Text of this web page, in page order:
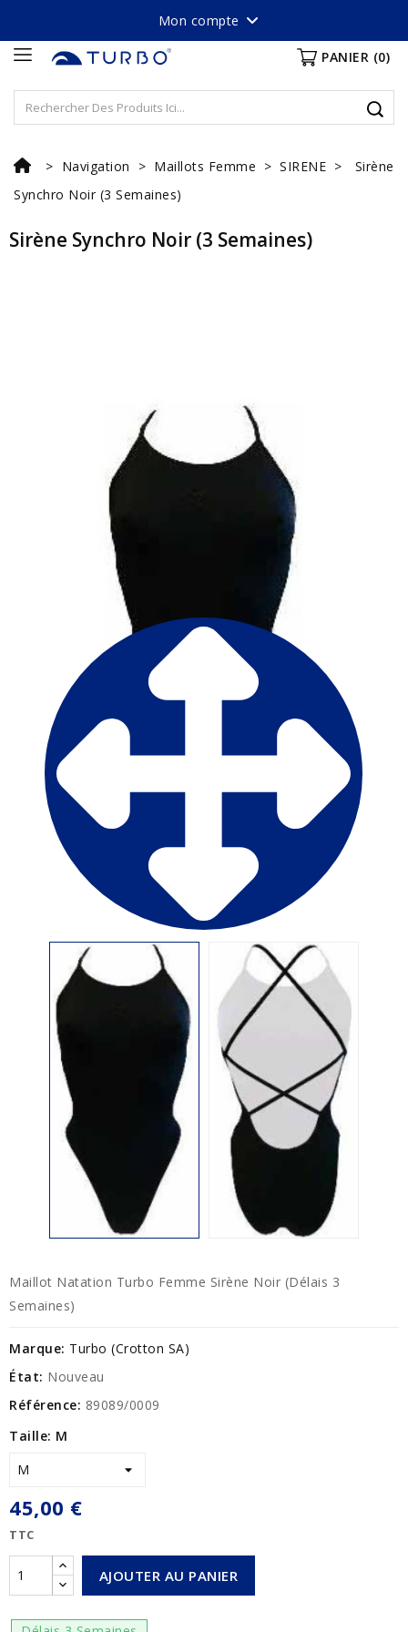
Mon compte
PANIER (0)
Navigation Maillots Femme SIRENE
Sirène
Synchro Noir (3 Semaines)
Sirène Synchro Noir (3 Semaines)
Maillot Natation Turbo Femme Sirène Noir (Délais 3
Semaines)
Marque: Turbo (Crotton SA)
État: Nouveau
Référence: 89089/0009
Taille: M
45,00 €
TTC
AJOUTER AU PANIER